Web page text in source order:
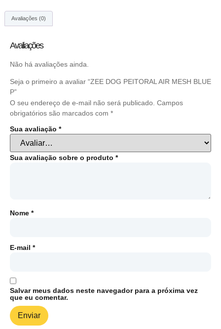
Avaliações (0)
Avaliações
Não há avaliações ainda.
Seja o primeiro a avaliar “ZEE DOG PEITORAL AIR MESH BLUE
P”
O seu endereço de e-mail não será publicado. Campos
obrigatórios são marcados com *
Sua avaliação *
Sua avaliação sobre o produto *
Nome *
E-mail *
Salvar meus dados neste navegador para a próxima vez
que eu comentar.